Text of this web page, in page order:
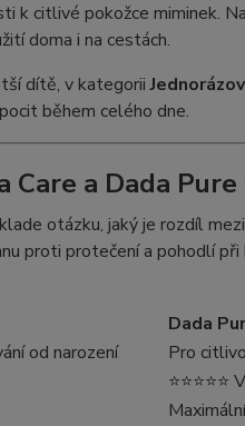
k citlivé pokožce miminek.
doma i na cestách.
dítě, v kategorii
během celého dne.
a Dada Pure
otázku, jaký je rozdíl
proti protečení a pohodlí
Dada
od narození
Pro